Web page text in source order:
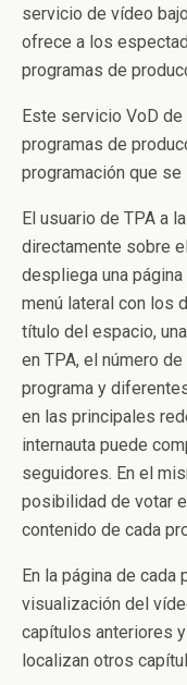
servicio de vídeo
ofrece a los
programas de
Este servicio VoD
programas de
programación que se
El usuario de TPA a
directamente sobre
despliega una
menú lateral con los
título del espacio,
en TPA, el número
programa y
en las principales
internauta puede
seguidores. En el
posibilidad de votar
contenido de cada
En la página de cada
visualización del
capítulos anteriores
localizan otros